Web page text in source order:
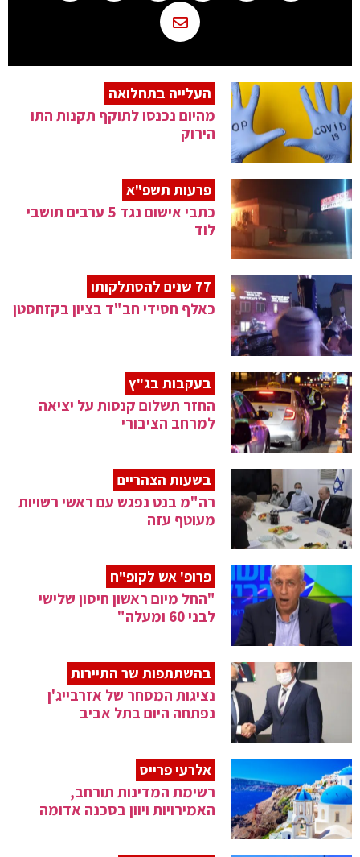
העלייה בתחלואה
מהיום נכנסו לתוקף תקנות התו
הירוק
פרעות תשפ"א
כתבי אישום נגד 5 ערבים תושבי
לוד
77 שנים להסתלקותו
כאלף חסידי חב"ד בציון בקזחסטן
בעקבות בג"ץ
החזר תשלום קנסות על יציאה
למרחב הציבורי
בשעות הצהריים
רה"מ בנט נפגש עם ראשי רשויות
מעוטף עזה
פרופ' אש לקופ"ח
"החל מיום ראשון חיסון שלישי
לבני 60 ומעלה"
בהשתתפות שר התיירות
נציגות המסחר של אזרבייג'ן
נפתחה היום בתל אביב
אלרעי פרייס
רשימת המדינות תורחב,
האמירויות ויוון בסכנה אדומה